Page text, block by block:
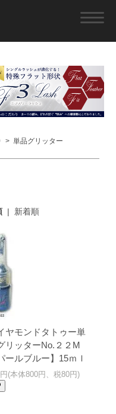
> 単品グリッター
| 新着順
ヤモンドタトゥー単
リッターNo.２２M
ールブルー】15ｍｌ
(本体800円、税80円)